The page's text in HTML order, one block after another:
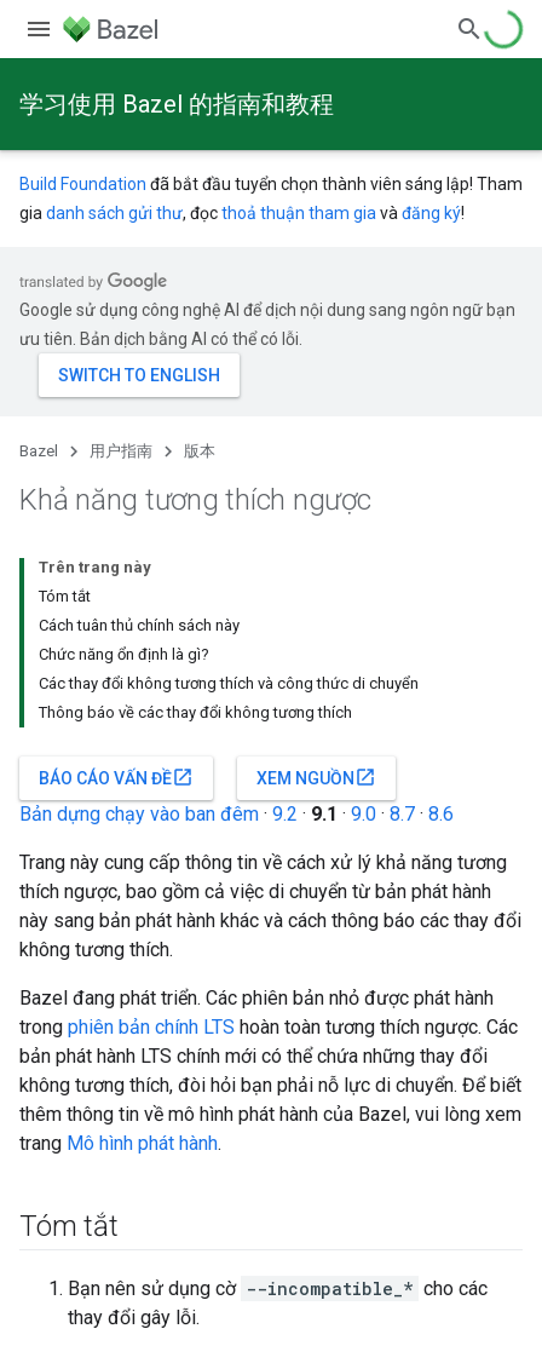
学习使用 Bazel 的指南和教程
Build Foundation đã bắt đầu tuyển chọn thành viên sáng lập! Tham
gia danh sách gửi thư, đọcthoả thuận tham gia và đăng ký!
Google sử dụng công nghệ AI để dịch nội dung sang ngôn ngữ bạn
ưu tiên. Bản dịch bằng AI có thể có lỗi.
Bazel 用户指南 版本
Khả năng tương thích ngược
Trên trang này
Tóm tắt
Cách tuân thủ chính sách này
Chức năng ổn định là gì?
Các thay đổi không tương thích và công thức di chuyển
Thông báo về các thay đổi không tương thích
BÁO CÁO VẤN ĐỀopen_in_new XEM NGUỒN open_in_new
Bản dựng chạy vào ban đêm · 9.2 · 9.1 · 9.0 · 8.7 · 8.6
Trang này cung cấp thông tin về cách xử lý khả năng tương
thích ngược, bao gồm cả việc di chuyển từ bản phát hành
này sang bản phát hành khác và cách thông báo các thay đổi
không tương thích.
Bazel đang phát triển. Các phiên bản nhỏ được phát hành
trong phiên bản chính LTS hoàn toàn tương thích ngược. Các
bản phát hành LTS chính mới có thể chứa những thay đổi
không tương thích, đòi hỏi bạn phải nỗ lực di chuyển. Để biết
thêm thông tin về mô hình phát hành của Bazel, vui lòng xem
trang Mô hình phát hành.
Tóm tắt
Bạn nên sử dụng cờ --incompatible_* cho các
thay đổi gây lỗi.